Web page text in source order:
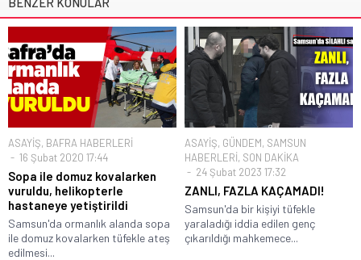
ASAYİŞ, BAFRA HABERLERİ
16 Şubat 2020 17:44
Sopa ile domuz kovalarken
vuruldu, helikopterle
hastaneye yetiştirildi
Samsun'da ormanlık alanda sopa
ile domuz kovalarken tüfekle ateş
edilmesi...
ASAYİŞ, GÜNDEM, SAMSUN
HABERLERİ, SON DAKİKA
24 Şubat 2023 17:32
ZANLI, FAZLA KAÇAMADI!
Samsun'da bir kişiyi tüfekle
yaraladığı iddia edilen genç
çıkarıldığı mahkemece...